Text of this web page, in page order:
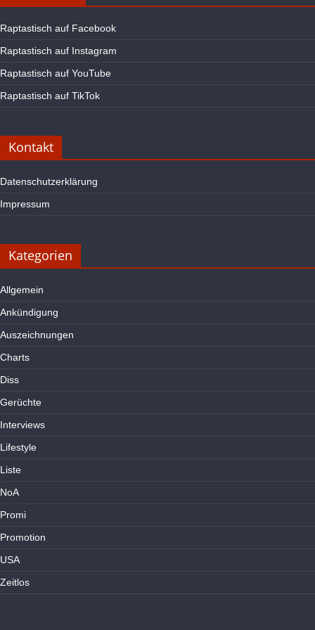
Raptastisch auf Facebook
Raptastisch auf Instagram
Raptastisch auf YouTube
Raptastisch auf TikTok
Kontakt
Datenschutzerklärung
Impressum
Kategorien
Allgemein
Ankündigung
Auszeichnungen
Charts
Diss
Gerüchte
Interviews
Lifestyle
Liste
NoA
Promi
Promotion
USA
Zeitlos